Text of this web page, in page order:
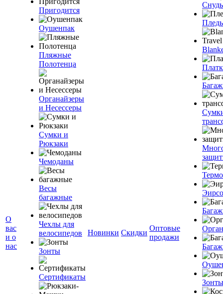
О
вас
и о
нас
Пригодится
Оушенпак
Пляжные
Полотенца
Органайзеры
и Несессеры
Сумки и
Рюкзаки
Чемоданы
Весы
багажные
Чехлы для
велосипедов
Зонты
Сертификаты
Новинки Скидки
Оптовые
продажи
Зонты